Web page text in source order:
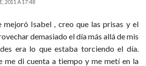
2011 A 17:48
mejoró Isabel , creo que las prisas y el
demasiado el día más allá de mis
era lo que estaba torciendo el día.
me di cuenta a tiempo y me metí en la